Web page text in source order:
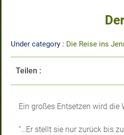
Under category : Die Reise ins
Teilen :
Ein großes Entsetzen wird die
“…Er stellt sie nur zurück bis